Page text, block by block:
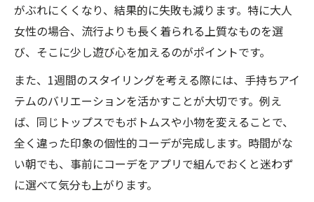
個性的コーデで若作りに見せないスタイル
術
大人女性の個性的コーデ成功事例を紹介
手持ち服を活かす簡単個性的コーデ実践ガイド
手持ち服で叶える個性的コーデのアレンジ
術
個性的コーデは手持ち服の見直しがポイン
ト
簡単にできる個性的コーデの組み合わせ例
がぶれにくくなり、結果的に失敗も減ります。特に大人
女性の場合、流行よりも長く着られる上質なものを選
び、そこに少し遊び心を加えるのがポイントです。
また、1週間のスタイリングを考える際には、手持ちアイ
テムのバリエーションを活かすことが大切です。例え
ば、同じトップスでもボトムスや小物を変えることで、
全く違った印象の個性的コーデが完成します。時間がな
い朝でも、事前にコーデをアプリで組んでおくと迷わず
に選べて気分も上がります。